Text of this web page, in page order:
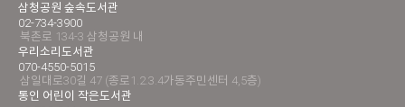
삼청공원 숲속도서관
02-734-3900
북촌로 134-3 삼청공원 내
우리소리도서관
070-4550-5015
삼일대로30길 47 (종로1.2.3.4가동주민센터 4,5층)
통인 어린이 작은도서관